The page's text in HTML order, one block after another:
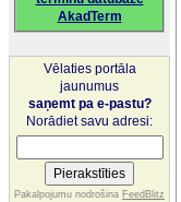
AkadTerm
Vēlaties portāla
jaunumus
saņemt pa e-pastu?
Norādiet savu adresi:
Pakalpojumu nodrošina FeedBlitz